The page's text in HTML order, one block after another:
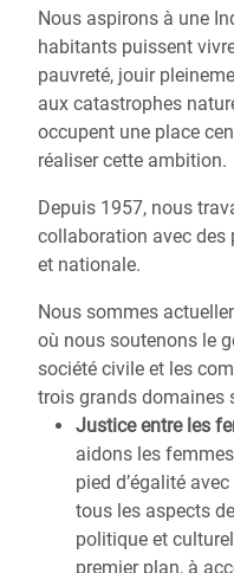
Nous aspirons à une
habitants puissent
pauvreté, jouir
aux catastrophes
occupent une place
réaliser cette ambition.
Depuis 1957, nous
collaboration avec des
et nationale.
Nous sommes
où nous soutenons le
société civile et les
trois grands domaines
Justice entre les
aidons les
pied d’égalité
tous les aspects
politique et
premier plan, à